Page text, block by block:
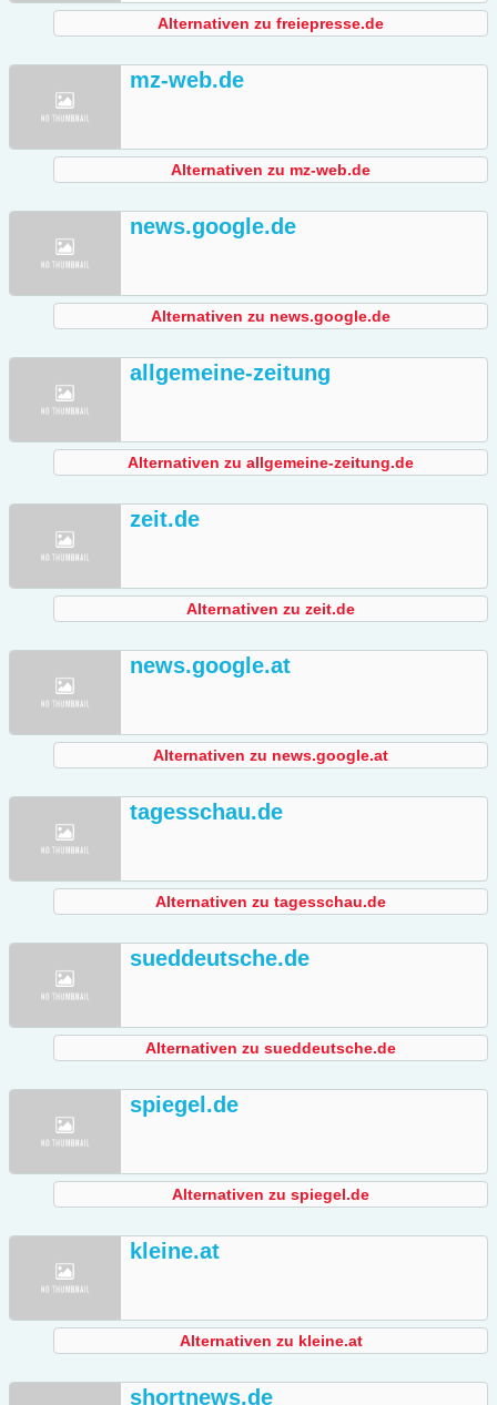
Alternativen zu freiepresse.de
mz-web.de
Alternativen zu mz-web.de
news.google.de
Alternativen zu news.google.de
allgemeine-zeitung
Alternativen zu allgemeine-zeitung.de
zeit.de
Alternativen zu zeit.de
news.google.at
Alternativen zu news.google.at
tagesschau.de
Alternativen zu tagesschau.de
sueddeutsche.de
Alternativen zu sueddeutsche.de
spiegel.de
Alternativen zu spiegel.de
kleine.at
Alternativen zu kleine.at
shortnews.de